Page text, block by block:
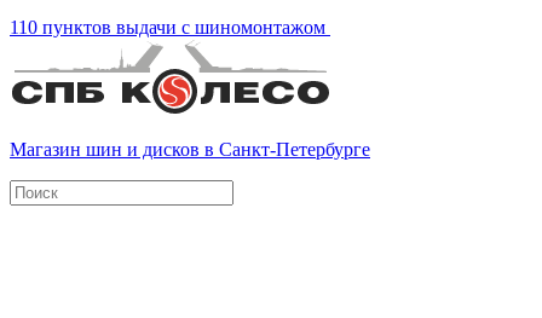
110 пунктов выдачи с шиномонтажом
Магазин шин и дисков в Санкт-Петербурге